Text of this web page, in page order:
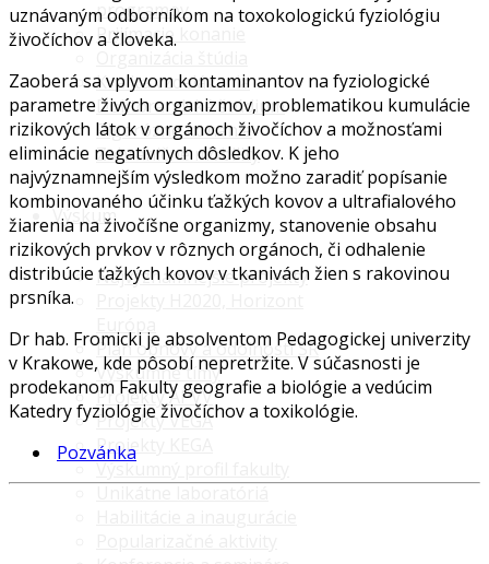
programov
Prijímacie konanie
Kvalita vzdelávania
Doktorandské štúdium
Rigorózne konanie
Zahraničné mobility
Výskum
Najvýznamnejšie projekty
Plán obnovy a odolnosti SR
Výskumné tímy
Projekty APVV
Projekty VEGA
Projekty KEGA
Výskumný profil fakulty
uznávaným odborníkom na toxokologickú fyziológiu
živočíchov a človeka.
Zaoberá sa vplyvom kontaminantov na fyziologické
parametre živých organizmov, problematikou kumulácie
rizikových látok v orgánoch živočíchov a možnosťami
eliminácie negatívnych dôsledkov. K jeho
najvýznamnejším výsledkom možno zaradiť popísanie
kombinovaného účinku ťažkých kovov a ultrafialového
žiarenia na živočíšne organizmy, stanovenie obsahu
rizikových prvkov v rôznych orgánoch, či odhalenie
distribúcie ťažkých kovov v tkanivách žien s rakovinou
prsníka.
Dr hab. Fromicki je absolventom Pedagogickej univerzity
v Krakowe, kde pôsobí nepretržite. V súčasnosti je
prodekanom Fakulty geografie a biológie a vedúcim
Katedry fyziológie živočíchov a toxikológie.
Pozvánka